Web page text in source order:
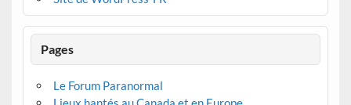
Pages
Le Forum Paranormal